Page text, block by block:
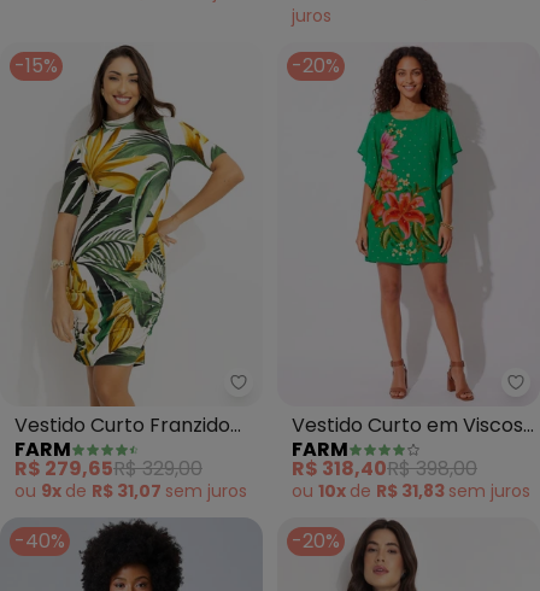
juros
-15%
Farm - Vestido Curto Franzido
Vestido Curto Franzido
Bananarte (Verde)
FARM
R$ 279,65R$ 329,00
ou 9x de R$ 31,07 sem juros
-20%
Vestido Curto em Viscose
(Verde)
FARM
R$ 318,40R$ 398,00
ou 10x de R$ 31,83 sem juros
-40% -20%